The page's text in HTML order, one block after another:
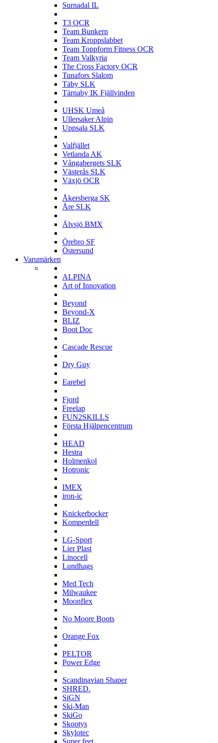
Surnadal IL
T3 OCR
Team Bunkern
Team Kroppslabbet
Team Toppform Fitness OCR
Team Valkyria
The Cross Factory OCR
Tunafors Slalom
Täby SLK
Tärnaby IK Fjällvinden
UHSK Umeå
Ullersaker Alpin
Uppsala SLK
Valfjället
Vetlanda AK
Vångabergets SLK
Västerås SLK
Växjö OCR
Åkersberga SK
Åre SLK
Älvsjö BMX
Örebro SF
Östersund
Varumärken
ALPINA
Art of Innovation
Beyond
Beyond-X
BLIZ
Boot Doc
Cascade Rescue
Dry Guy
Earebel
Fjord
Freelap
FUN2SKILLS
Första Hjälpencentrum
HEAD
Hestra
Holmenkol
Hotronic
IMEX
iron-ic
Knickerbocker
Komperdell
LG-Sport
Lier Plast
Linocell
Lundhags
Med Tech
Milwaukee
Moonflex
No Moore Boots
Orange Fox
PELTOR
Power Edge
Scandinavian Shaper
SHRED.
SiGN
Ski-Man
SkiGo
Skootys
Skylotec
Super feet